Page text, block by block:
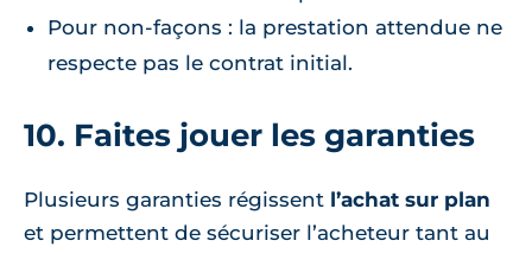
Pour non-façons : la prestation attendue ne
respecte pas le contrat initial.
10. Faites jouer les garanties
Plusieurs garanties régissent l’achat sur plan
et permettent de sécuriser l’acheteur tant au